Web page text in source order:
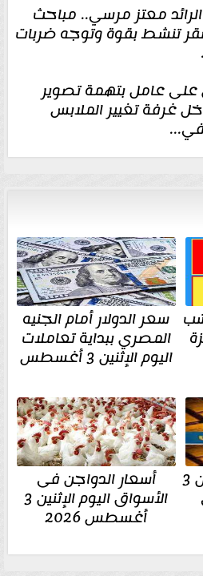
الرائد معتز مرسي.. مباحث
تنشط بقوة وتوجه ضربات
عامل بتهمة تصوير
غرفة تغيير الملابس
سعر الدولار أمام الجنيه
المصري ببداية تعاملات
اليوم الإثنين 3 أغسطس
سعر الذهب اليوم الاثنين 3 أسعار الدواجن فى
الأسواق اليوم الإثنين 3
أغسطس 2026